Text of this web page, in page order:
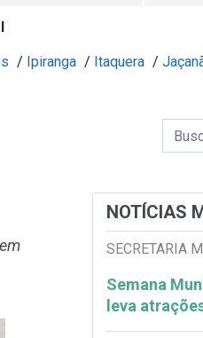
/ Ipiranga / Itaquera /
NOTÍCIAS
SECRETARIA
Semana
leva